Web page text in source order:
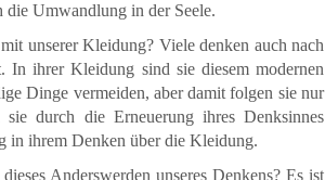
die Umwandlung in der Seele.
unserer Kleidung? Viele denken auch nach
In ihrer Kleidung sind sie diesem modernen
Dinge vermeiden, aber damit folgen sie nur
durch die Erneuerung ihres Denksinnes
in ihrem Denken über die Kleidung.
Anderswerden unseres Denkens? Es ist